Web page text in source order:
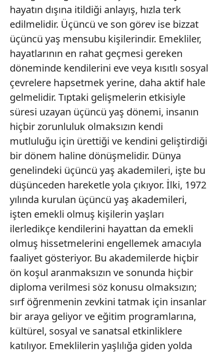
hayatın dışına itildiği anlayış, hızla terk
edilmelidir. Üçüncü ve son görev ise bizzat
üçüncü yaş mensubu kişilerindir. Emekliler,
hayatlarının en rahat geçmesi gereken
döneminde kendilerini eve veya kısıtlı sosyal
çevrelere hapsetmek yerine, daha aktif hale
gelmelidir. Tıptaki gelişmelerin etkisiyle
süresi uzayan üçüncü yaş dönemi, insanın
hiçbir zorunluluk olmaksızın kendi
mutluluğu için ürettiği ve kendini geliştirdiği
bir dönem haline dönüşmelidir. Dünya
genelindeki üçüncü yaş akademileri, işte bu
düşünceden hareketle yola çıkıyor. İlki, 1972
yılında kurulan üçüncü yaş akademileri,
işten emekli olmuş kişilerin yaşları
ilerledikçe kendilerini hayattan da emekli
olmuş hissetmelerini engellemek amacıyla
faaliyet gösteriyor. Bu akademilerde hiçbir
ön koşul aranmaksızın ve sonunda hiçbir
diploma verilmesi söz konusu olmaksızın;
sırf öğrenmenin zevkini tatmak için insanlar
bir araya geliyor ve eğitim programlarına,
kültürel, sosyal ve sanatsal etkinliklere
katılıyor. Emeklilerin yaşlılığa giden yolda